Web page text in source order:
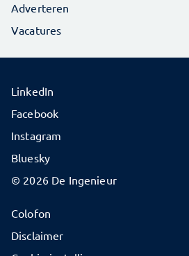
Adverteren
Vacatures
© 2026 De Ingenieur
Colofon
Disclaimer
LinkedIn
Facebook
Instagram
Bluesky